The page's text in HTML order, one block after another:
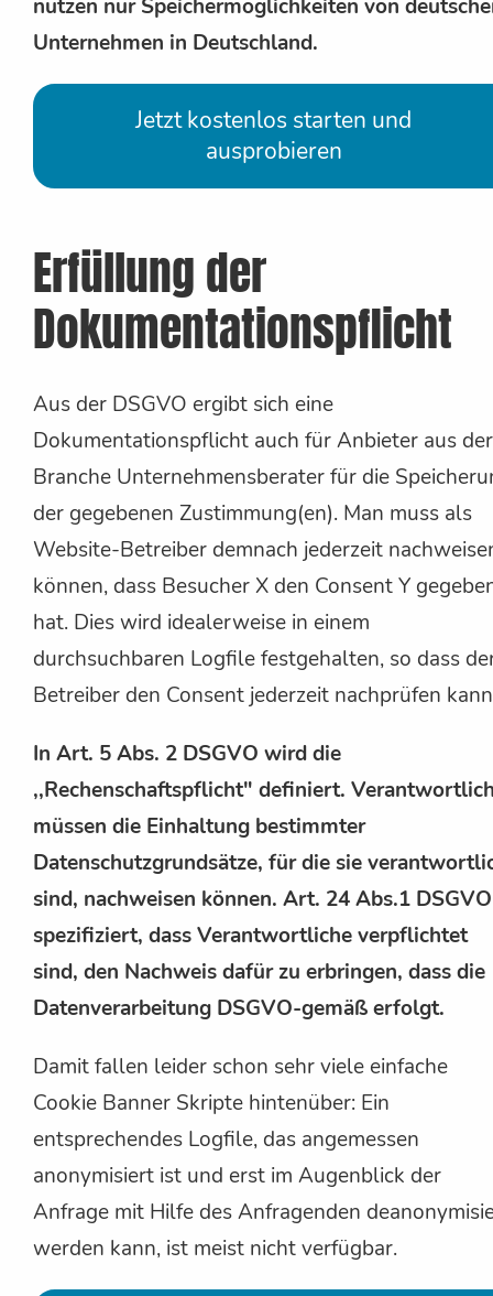
nutzen nur Speichermöglichkeiten von
Unternehmen in Deutschland.
Jetzt kostenlos starten und
ausprobieren
Erfüllung der
Dokumentationspflicht
Aus der DSGVO ergibt sich eine
Dokumentationspflicht auch für Anbieter aus der
Branche Unternehmensberater für die
der gegebenen Zustimmung(en). Man muss als
Website-Betreiber demnach jederzeit
können, dass Besucher X den Consent Y
hat. Dies wird idealerweise in einem
durchsuchbaren Logfile festgehalten, so dass
Betreiber den Consent jederzeit nachprüfen
In Art. 5 Abs. 2 DSGVO wird die
,,Rechenschaftspflicht" definiert.
müssen die Einhaltung bestimmter
Datenschutzgrundsätze, für die sie
sind, nachweisen können. Art. 24 Abs.1 DSGVO
spezifiziert, dass Verantwortliche verpflichtet
sind, den Nachweis dafür zu erbringen, dass die
Datenverarbeitung DSGVO-gemäß erfolgt.
Damit fallen leider schon sehr viele einfache
Cookie Banner Skripte hintenüber: Ein
entsprechendes Logfile, das angemessen
anonymisiert ist und erst im Augenblick der
Anfrage mit Hilfe des Anfragenden
werden kann, ist meist nicht verfügbar.